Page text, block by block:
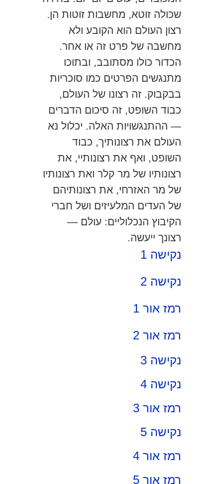
שכולה זוטא, מחשבות זוטות הן.
רצון העולם הוא הקובע ולא
מחשבה של פרט זה או אחר.
הכדור כולו מסתובב, ובתוכו
מתנגשים הפרטים כמו סוכריות
בבקבוק. זה רצונו של העולם,
כבוד השופט, זה סיכום הדברים
— ההתנגשויות האלה. יכלול נא
העולם את רצונותיך, כבוד
השופט, ואף את רצונותיי, את
רצונותיו של מר קלר ואת רצונותיו
של מר האזרחי, את רצונותיהם
של העדים המלעיזים ושל חברי
הקיבוץ הנכלוליים: עולם —
רצונך ייעשה.
נקישה 1
נקישה 2
רמז אור 1
רמז אור 2
נקישה 3
נקישה 4
רמז אור 3
נקישה 5
רמז אור 4
רמז אור 5